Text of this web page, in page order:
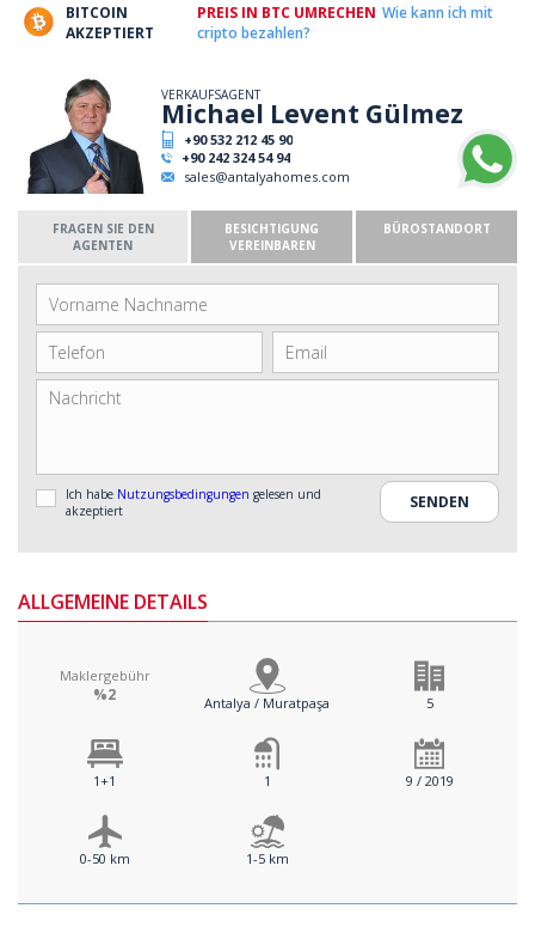
BITCOIN
AKZEPTIERT
PREIS IN BTC UMRECHEN Wie kann ich mit
cripto bezahlen?
VERKAUFSAGENT
Michael Levent Gülmez
+90 532 212 45 90
+90 242 324 54 94
sales@antalyahomes.com
FRAGEN SIE DEN
AGENTEN
BESICHTIGUNG
VEREINBAREN
BÜROSTANDORT
Ich habe Nutzungsbedingungen gelesen und
akzeptiert
ALLGEMEINE DETAILS
Maklergebühr
%2 Antalya / Muratpaşa 5
1+1 1 9 / 2019
0-50 km 1-5 km